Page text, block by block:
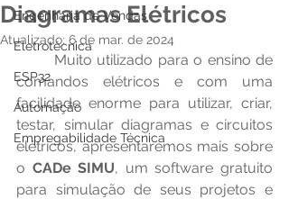
Engenharia de Vendas
Eletrotécnica
ESP32
Automação
Empregabilidade Técnica
Diagramas Elétricos
Atualizado: 6 de mar. de 2024
comandos elétricos e com uma
facilidade enorme para utilizar, criar,
testar, simular diagramas e circuitos
elétricos, apresentaremos mais sobre
o CADe SIMU, um software gratuito
para simulação de seus projetos e